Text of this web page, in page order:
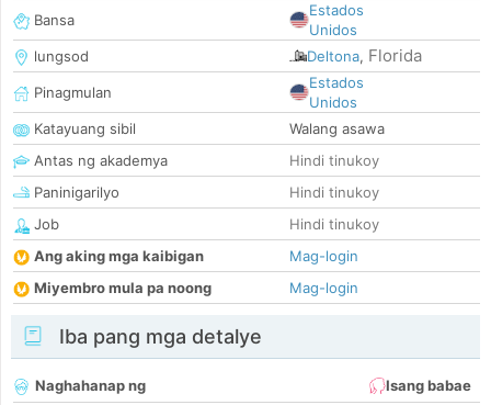
Bansa
Estados
Unidos
lungsod
Deltona, Florida
Pinagmulan
Estados
Unidos
Katayuang sibil
Walang asawa
Antas ng akademya
Hindi tinukoy
Paninigarilyo
Hindi tinukoy
Job
Hindi tinukoy
Ang aking mga kaibigan
Mag-login
Miyembro mula pa noong
Mag-login
Iba pang mga detalye
Naghahanap ng
Isang babae